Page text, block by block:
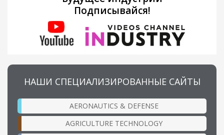
Подписывайся!
НАШИ СПЕЦИАЛИЗИРОВАННЫЕ САЙТЫ
AERONAUTICS & DEFENSE
AGRICULTURE TECHNOLOGY